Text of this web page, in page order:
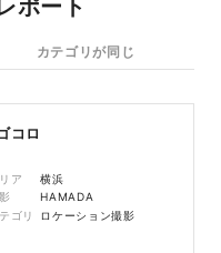
ポート
カテゴリが同じ
コロ
ア
横浜
HAMADA
ゴリ
ロケーション撮影